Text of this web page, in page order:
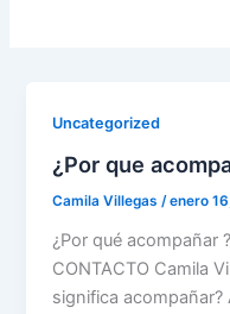
Uncategorized
¿Por que
Camila Villegas/enero
¿Por qué acompañar
CONTACTO Camila
significa